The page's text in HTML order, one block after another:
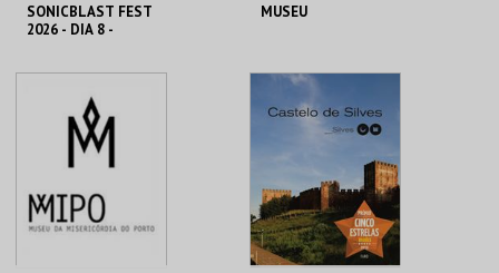
SONICBLAST FEST
2026 - DIA 8 -
CALDEIRÃO
MAIS INFO
MUSEU
MAAT
COMPRAR